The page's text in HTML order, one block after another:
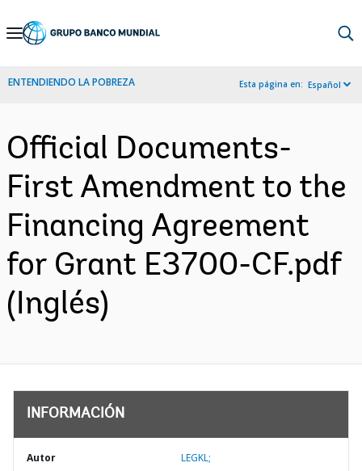
Skip
Navigation
ENTENDIENDO LA POBREZA Esta página en: Español
Official Documents-
First Amendment to the
Financing Agreement
for Grant E3700-CF.pdf
(Inglés)
INFORMACIÓN
Autor LEGKL;